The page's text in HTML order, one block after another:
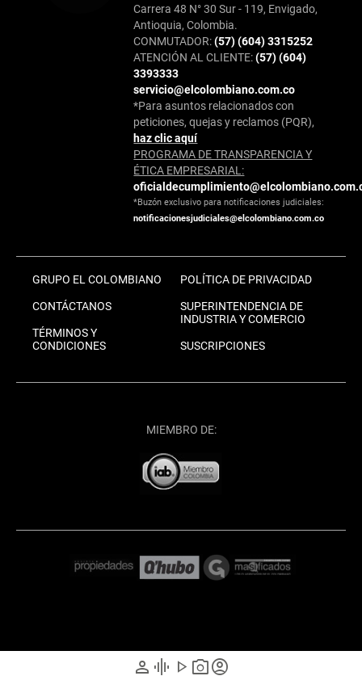
person graphic_eq play_arrow photo_cameraaccount_circle
Carrera 48 N° 30 Sur - 119, Envigado,
Antioquia, Colombia.
CONMUTADOR:(57) (604) 3315252
ATENCIÓN AL CLIENTE:(57) (604)
3393333
servicio@elcolombiano.com.co
*Para asuntos relacionados con
peticiones, quejas y reclamos (PQR),
haz clic aquí
PROGRAMA DE TRANSPARENCIA Y
ÉTICA EMPRESARIAL:
*Buzón exclusivo para notificaciones judiciales:
notificacionesjudiciales@elcolombiano.com.co
GRUPO EL COLOMBIANO
CONTÁCTANOS
TÉRMINOS Y
CONDICIONES
POLÍTICA DE PRIVACIDAD
SUPERINTENDENCIA DE
INDUSTRIA Y COMERCIO
SUSCRIPCIONES
MIEMBRO DE: